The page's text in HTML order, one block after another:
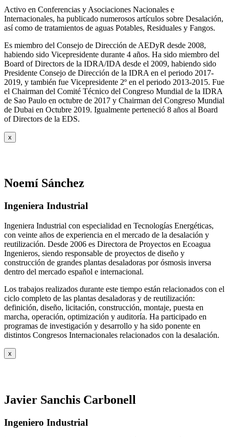
Activo en Conferencias y Asociaciones Nacionales e
Internacionales, ha publicado numerosos artículos sobre Desalación,
así como de tratamientos de aguas Potables, Residuales y Fangos.
Es miembro del Consejo de Dirección de AEDyR desde 2008,
habiendo sido Vicepresidente durante 4 años. Ha sido miembro del
Board of Directors de la IDRA/IDA desde el 2009, habiendo sido
Presidente Consejo de Dirección de la IDRA en el periodo 2017-
2019, y también fue Vicepresidente 2º en el periodo 2013-2015. Fue
el Chairman del Comité Técnico del Congreso Mundial de la IDRA
de Sao Paulo en octubre de 2017 y Chairman del Congreso Mundial
de Dubai en Octubre 2019. Igualmente perteneció 8 años al Board
of Directors de la EDS.
x
Noemí Sánchez
Ingeniera Industrial
Ingeniera Industrial con especialidad en Tecnologías Energéticas,
con veinte años de experiencia en el mercado de la desalación y
reutilización. Desde 2006 es Directora de Proyectos en Ecoagua
Ingenieros, siendo responsable de proyectos de diseño y
construcción de grandes plantas desaladoras por ósmosis inversa
dentro del mercado español e internacional.
Los trabajos realizados durante este tiempo están relacionados con el
ciclo completo de las plantas desaladoras y de reutilización:
definición, diseño, licitación, construcción, montaje, puesta en
marcha, operación, optimización y auditoría. Ha participado en
programas de investigación y desarrollo y ha sido ponente en
distintos Congresos Internacionales relacionados con la desalación.
x
Javier Sanchis Carbonell
Ingeniero Industrial